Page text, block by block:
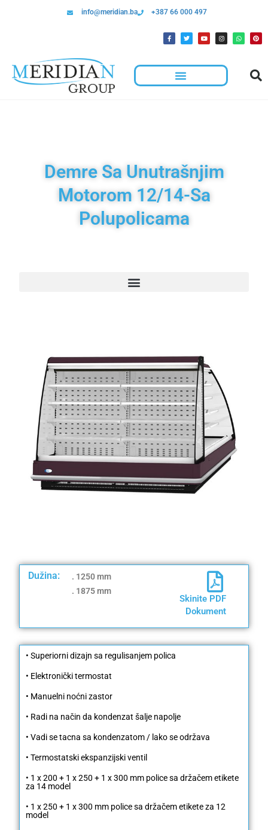
info@meridian.ba +387 66 000 497
Demre Sa Unutrašnjim
Motorom 12/14-Sa
Polupolicama
Dužina:
. 1250 mm
. 1875 mm
Skinite PDF
Dokument
• Superiorni dizajn sa regulisanjem polica
• Elektronički termostat
• Manuelni noćni zastor
• Radi na način da kondenzat šalje napolje
• Vadi se tacna sa kondenzatom / lako se održava
• Termostatski ekspanzijski ventil
• 1 x 200 + 1 x 250 + 1 x 300 mm police sa držačem etikete
za 14 model
• 1 x 250 + 1 x 300 mm police sa držačem etikete za 12
model